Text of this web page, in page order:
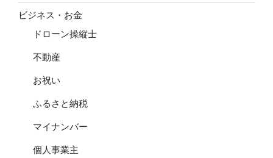
ビジネス・お金
ドローン操縦士
不動産
お祝い
ふるさと納税
マイナンバー
個人事業主